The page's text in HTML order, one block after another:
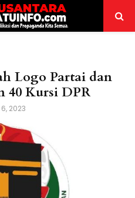
Logo Partai dan
40 Kursi DPR
2023